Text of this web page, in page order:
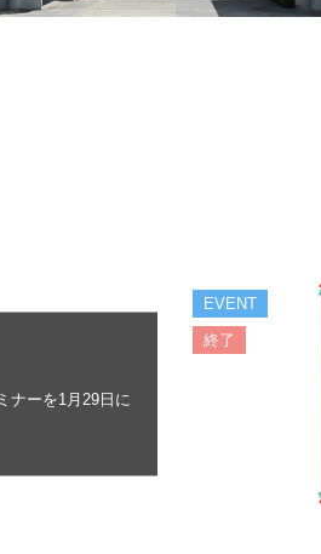
ナーを1月29日に
EVENT
終了